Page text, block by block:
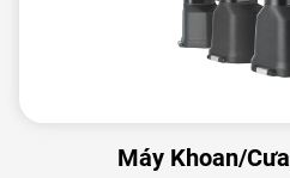
Máy Khoan/Cưa